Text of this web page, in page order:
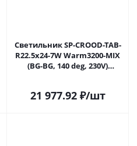
Светильник SP-CROOD-TAB-
R22.5x24-7W Warm3200-MIX
(BG-BG, 140 deg, 230V)
21 977.92₽/шт